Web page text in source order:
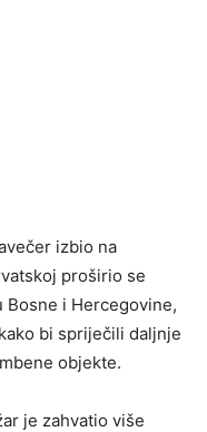
izbio na
proširio se
i Hercegovine,
bi spriječili daljnje
objekte.
je zahvatio više